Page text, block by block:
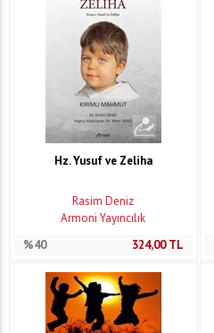
Hz. Yusuf ve Zeliha
Rasim Deniz
Armoni Yayıncılık
%40
324,00TL